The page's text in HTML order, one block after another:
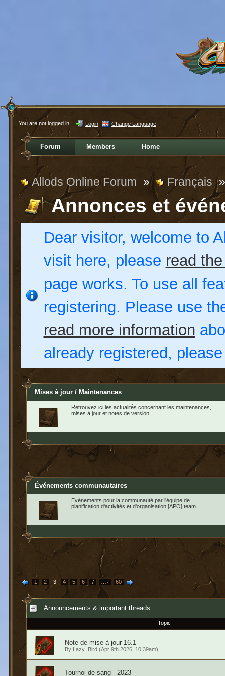
You are not logged in. Login Change Language
Forum Members Home
Allods Online Forum » Français »
Annonces et
Dear visitor, welcome to
visit here, please read
page works. To use all
registering. Please use
read more information
already registered,
Mises à jour / Maintenances
Retrouvez ici les actualités concernant les maintenances,
mises à jour et notes de version.
Événements communautaires
Evénements pour la communauté par l'équipe de
planification d'activités et d'organisation [APO] team
1 2 3 4 5 6 7 … 60
Announcements & important threads
Topic
Note de mise à jour 16.1
By Lazy_Bird (Apr 9th 2026, 10:39am)
Tournoi de sang - 2023